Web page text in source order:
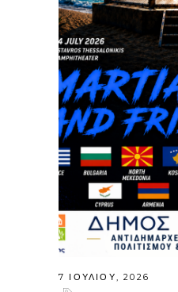
7 ΙΟΥΛΊΟΥ, 2026